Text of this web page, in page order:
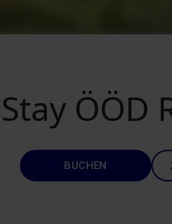
Stay ÖÖD
BUCHEN